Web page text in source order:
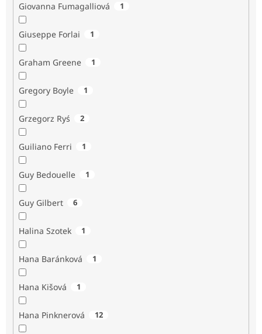
Giovanna Fumagalliová 1
Giuseppe Forlai 1
Graham Greene 1
Gregory Boyle 1
Grzegorz Ryś 2
Guiliano Ferri 1
Guy Bedouelle 1
Guy Gilbert 6
Halina Szotek 1
Hana Baránková 1
Hana Kišová 1
Hana Pinknerová 12